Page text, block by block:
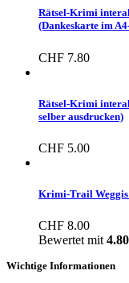
Rätsel-Krimi
(Dankeskarte im
CHF 7.80
Rätsel-Krimi
selber ausdrucken)
CHF 5.00
Krimi-Trail
CHF 8.00
Bewertet mit 4.80
Wichtige Informationen